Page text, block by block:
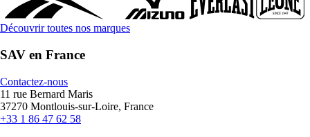
Découvrir toutes nos marques
SAV en France
Contactez-nous
11 rue Bernard Maris
37270 Montlouis-sur-Loire, France
+33 1 86 47 62 58